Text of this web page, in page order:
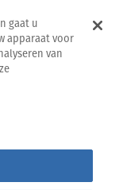
gaat u
apparaat voor
van